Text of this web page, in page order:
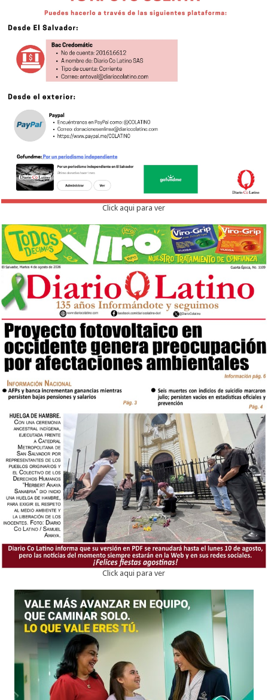
Click aqui para ver
Click aqui para ver